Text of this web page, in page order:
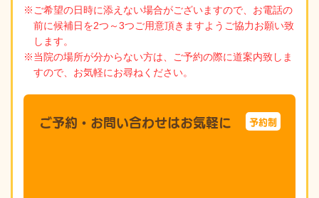
※ご希望の日時に添えない場合がございますので、お電話の
前に候補日を2つ～3つご用意頂きますようご協力お願い致
します。
※当院の場所が分からない方は、ご予約の際に道案内致しま
すので、お気軽にお尋ねください。
ご予約・お問い合わせはお気軽に 予約制